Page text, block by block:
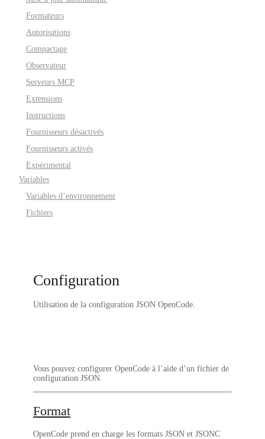
Formateurs
Autorisations
Compactage
Observateur
Serveurs MCP
Extensions
Instructions
Fournisseurs désactivés
Fournisseurs activés
Expérimental
Variables
Variables d’environnement
Fichiers
Configuration
Utilisation de la configuration JSON OpenCode.
Vous pouvez configurer OpenCode à l’aide d’un fichier de
configuration JSON.
Format
OpenCode prend en charge les formats JSON et JSONC